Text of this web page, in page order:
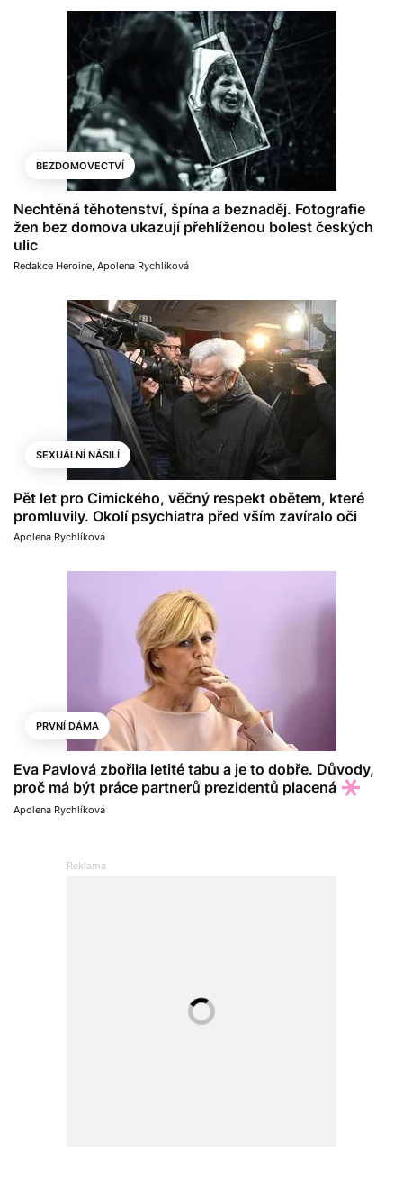
BEZDOMOVECTVÍ
Nechtěná těhotenství, špína a beznaděj. Fotografie
žen bez domova ukazují přehlíženou bolest českých
ulic
Redakce Heroine, Apolena Rychlíková
SEXUÁLNÍ NÁSILÍ
Pět let pro Cimického, věčný respekt obětem, které
promluvily. Okolí psychiatra před vším zavíralo oči
Apolena Rychlíková
PRVNÍ DÁMA
Eva Pavlová zbořila letité tabu a je to dobře. Důvody,
proč má být práce partnerů prezidentů placená
Apolena Rychlíková